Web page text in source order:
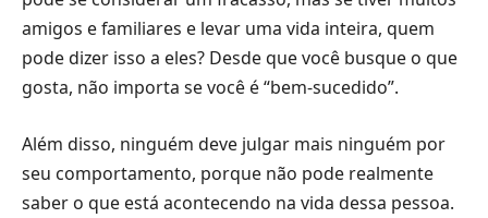
amigos e familiares e levar uma vida inteira, quem
pode dizer isso a eles? Desde que você busque o que
gosta, não importa se você é “bem-sucedido”.
Além disso, ninguém deve julgar mais ninguém por
seu comportamento, porque não pode realmente
saber o que está acontecendo na vida dessa pessoa.